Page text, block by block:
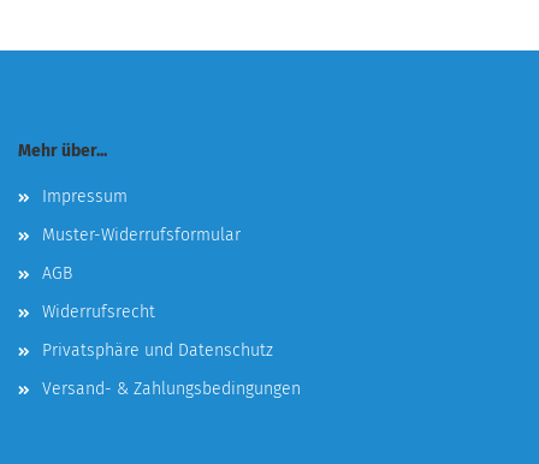
Mehr über...
Impressum
Muster-Widerrufsformular
AGB
Widerrufsrecht
Privatsphäre und Datenschutz
Versand- & Zahlungsbedingungen